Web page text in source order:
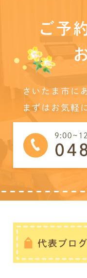
ご予
さいたま市に
まずはお気軽